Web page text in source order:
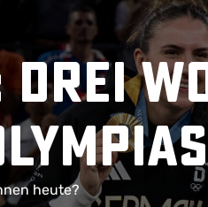
Drei
heute?